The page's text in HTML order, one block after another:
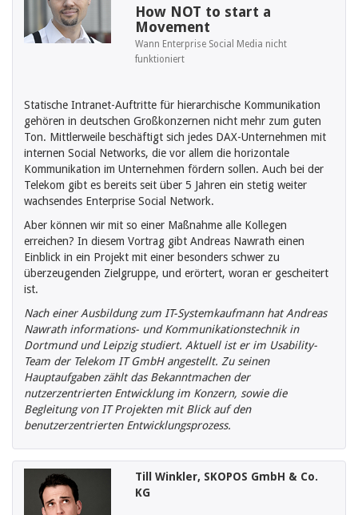
How NOT to start a
Movement
Wann Enterprise Social Media nicht
funktioniert
Statische Intranet-Auftritte für hierarchische Kommunikation
gehören in deutschen Großkonzernen nicht mehr zum guten
Ton. Mittlerweile beschäftigt sich jedes DAX-Unternehmen mit
internen Social Networks, die vor allem die horizontale
Kommunikation im Unternehmen fördern sollen. Auch bei der
Telekom gibt es bereits seit über 5 Jahren ein stetig weiter
wachsendes Enterprise Social Network.
Aber können wir mit so einer Maßnahme alle Kollegen
erreichen? In diesem Vortrag gibt Andreas Nawrath einen
Einblick in ein Projekt mit einer besonders schwer zu
überzeugenden Zielgruppe, und erörtert, woran er gescheitert
ist.
Nach einer Ausbildung zum IT-Systemkaufmann hat Andreas
Nawrath informations- und Kommunikationstechnik in
Dortmund und Leipzig studiert. Aktuell ist er im Usability-
Team der Telekom IT GmbH angestellt. Zu seinen
Hauptaufgaben zählt das Bekanntmachen der
nutzerzentrierten Entwicklung im Konzern, sowie die
Begleitung von IT Projekten mit Blick auf den
benutzerzentrierten Entwicklungsprozess.
Till Winkler, SKOPOS GmbH & Co.
KG